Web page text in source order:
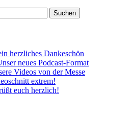
herzliches Dankeschön
neues Podcast-Format
Videos von der Messe
extrem!
euch herzlich!